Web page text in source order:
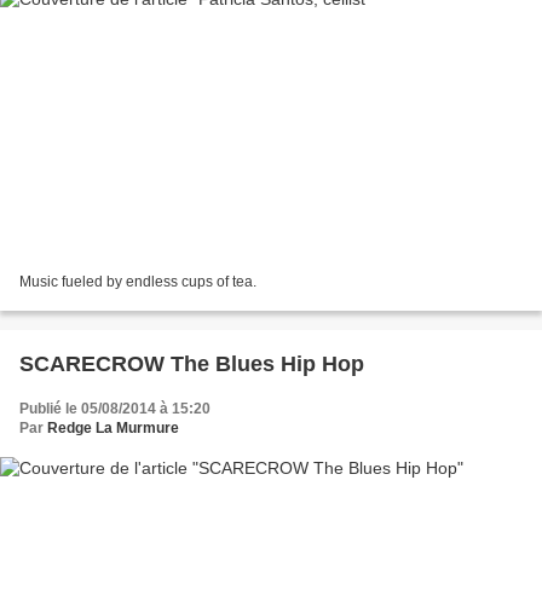
Music fueled by endless cups of tea.
SCARECROW The Blues Hip Hop
Publié le 05/08/2014 à 15:20
Par Redge La Murmure